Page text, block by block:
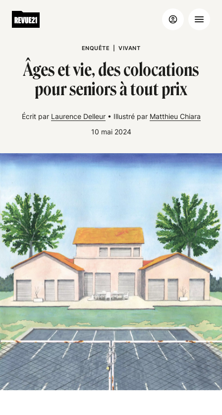
ENQUÊTE |VIVANT
Âges et vie, des colocations
pour seniors à tout prix
Écrit par Laurence Delleur • Illustré par Matthieu Chiara
10 mai 2024